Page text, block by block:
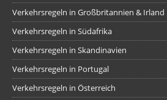
Verkehrsregeln in Großbritannien & Irland
Verkehrsregeln in Südafrika
Verkehrsregeln in Skandinavien
Verkehrsregeln in Portugal
Verkehrsregeln in Österreich